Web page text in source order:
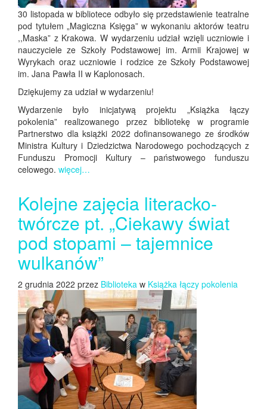
30 listopada w bibliotece odbyło się przedstawienie teatralne
pod tytułem „Magiczna Księga” w wykonaniu aktorów teatru
,,Maska” z Krakowa. W wydarzeniu udział wzięli uczniowie i
nauczyciele ze Szkoły Podstawowej im. Armii Krajowej w
Wyrykach oraz uczniowie i rodzice ze Szkoły Podstawowej
im. Jana Pawła II w Kaplonosach.
Dziękujemy za udział w wydarzeniu!
Wydarzenie było inicjatywą projektu „Książka łączy
pokolenia” realizowanego przez bibliotekę w programie
Partnerstwo dla książki 2022 dofinansowanego ze środków
Ministra Kultury i Dziedzictwa Narodowego pochodzących z
Funduszu Promocji Kultury – państwowego funduszu
celowego. więcej…
Kolejne zajęcia literacko-
twórcze pt. „Ciekawy świat
pod stopami – tajemnice
wulkanów”
2 grudnia 2022 przez Biblioteka w Książka łączy pokolenia